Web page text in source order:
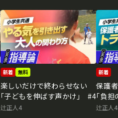
新着 無料
楽しいだけで終わらせない
｢子どもを伸ばす声かけ｣ #4
辻正人4
新着
保護
｢負
辻正人4